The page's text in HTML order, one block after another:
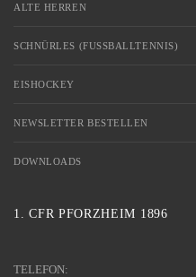
ALTE HERREN
SCHNÜRLES (FUSSBALLTENNIS)
EISHOCKEY
NEWSLETTER BESTELLEN
DOWNLOADS
1. CFR PFORZHEIM 1896
TELEFON: